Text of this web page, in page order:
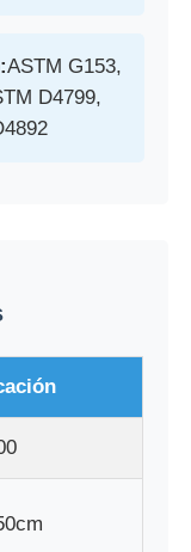
ASTM G153,
D4799,